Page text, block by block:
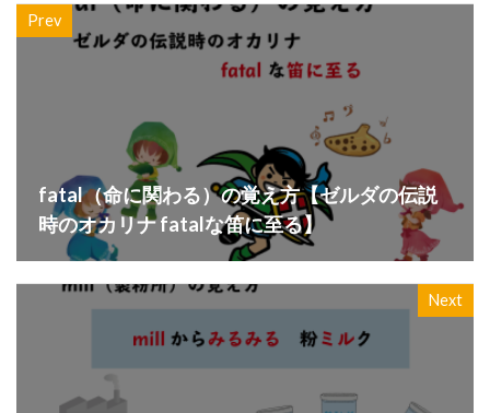
Prev
fatal（命に関わる）の覚え方【ゼルダの伝説
時のオカリナ fatalな笛に至る】
Next